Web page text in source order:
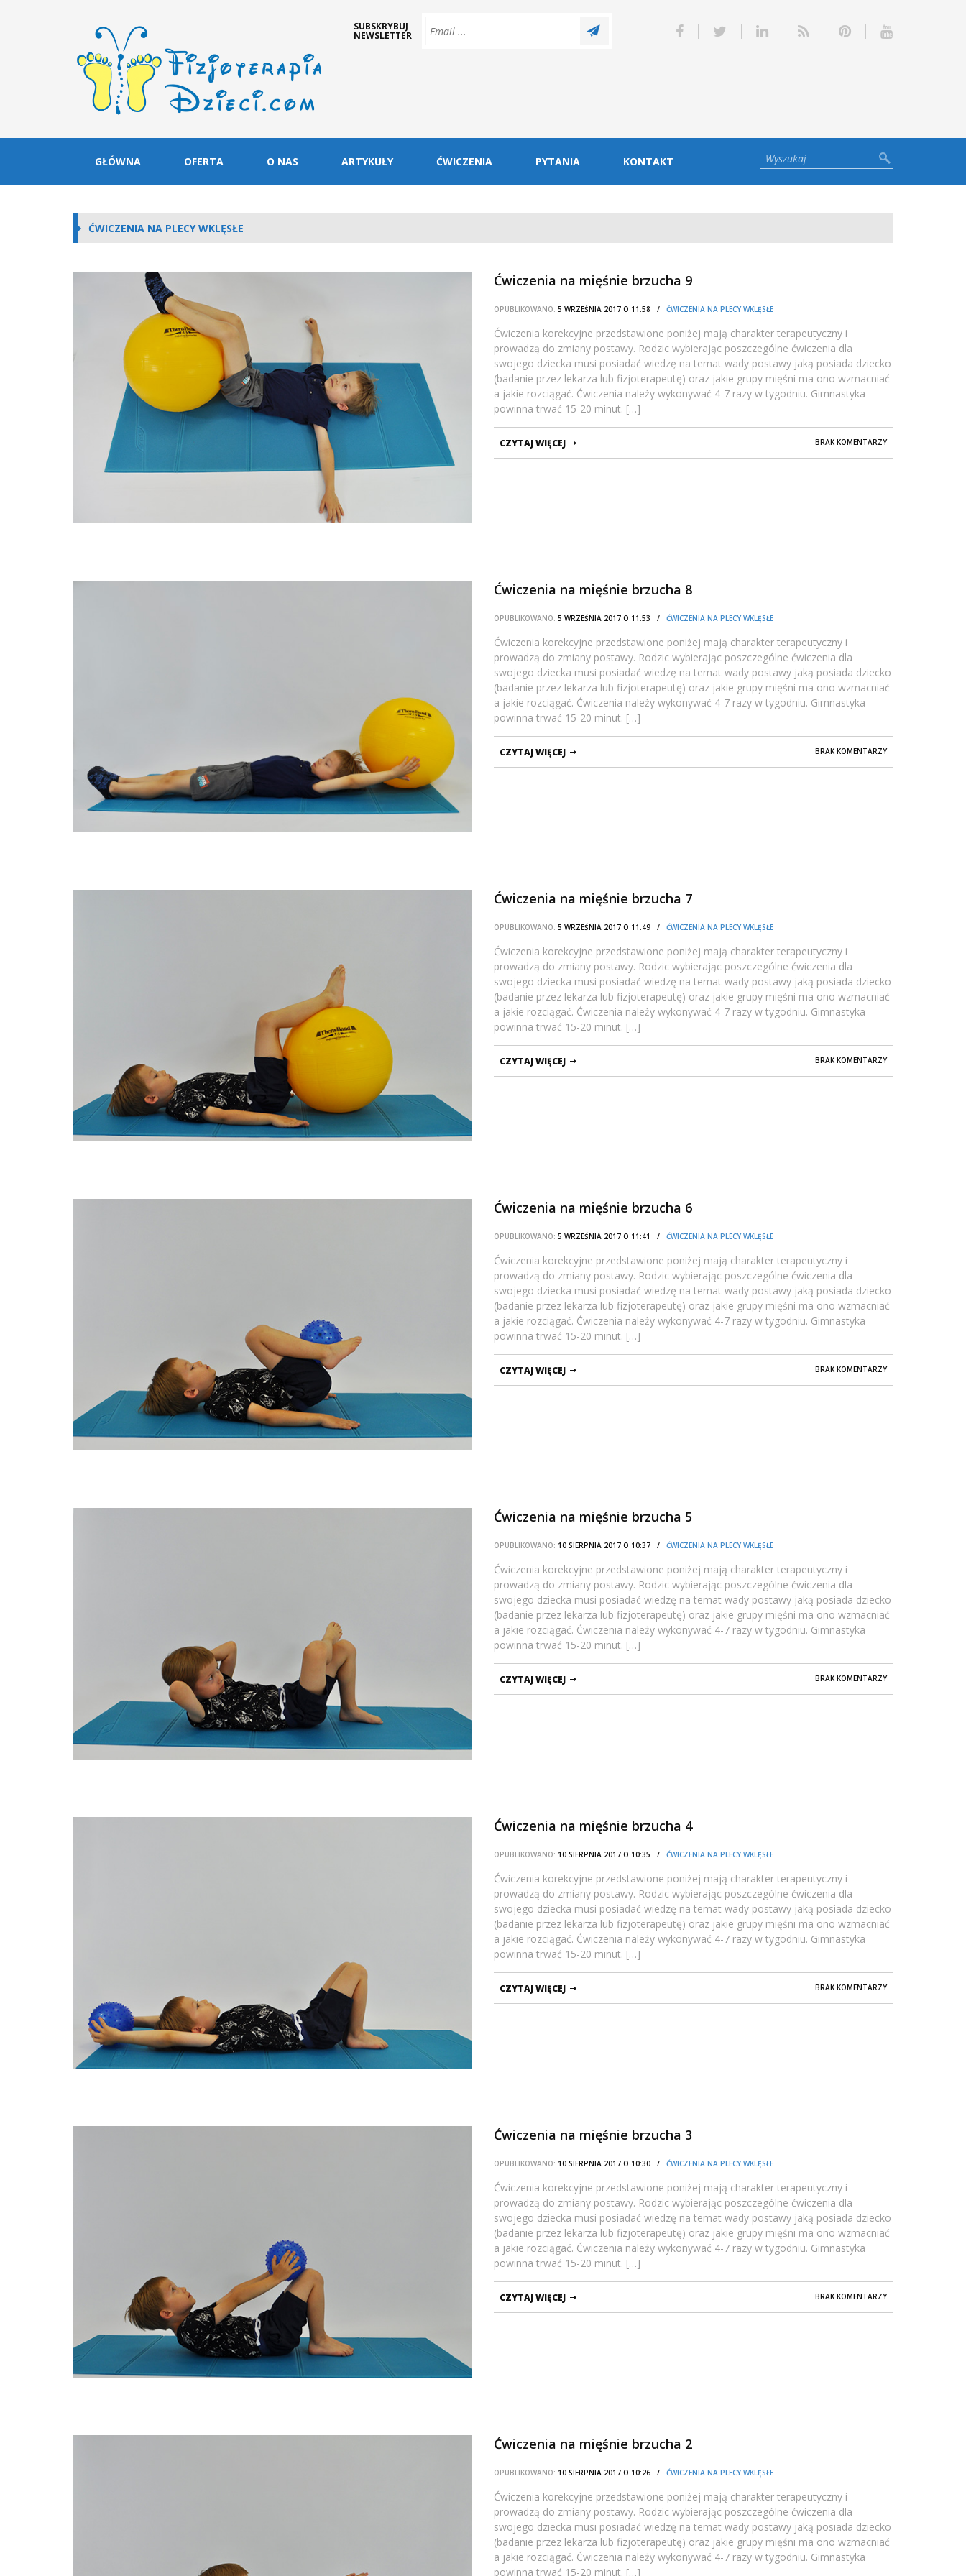
SUBSKRYBUJ
NEWSLETTER
GŁÓWNA OFERTA O NAS ARTYKUŁY ĆWICZENIA PYTANIA KONTAKT
ĆWICZENIA NA PLECY WKLĘSŁE
Ćwiczenia na mięśnie brzucha 9
OPUBLIKOWANO: 5 WRZEŚNIA 2017 O 11:58 / ĆWICZENIA NA PLECY WKLĘSŁE
Ćwiczenia korekcyjne przedstawione poniżej mają charakter terapeutyczny i
prowadzą do zmiany postawy. Rodzic wybierając poszczególne ćwiczenia dla
swojego dziecka musi posiadać wiedzę na temat wady postawy jaką posiada dziecko
(badanie przez lekarza lub fizjoterapeutę) oraz jakie grupy mięśni ma ono wzmacniać
a jakie rozciągać. Ćwiczenia należy wykonywać 4-7 razy w tygodniu. Gimnastyka
powinna trwać 15-20 minut. […]
BRAK KOMENTARZY
CZYTAJ WIĘCEJ
Ćwiczenia na mięśnie brzucha 8
OPUBLIKOWANO: 5 WRZEŚNIA 2017 O 11:53 / ĆWICZENIA NA PLECY WKLĘSŁE
Ćwiczenia korekcyjne przedstawione poniżej mają charakter terapeutyczny i
prowadzą do zmiany postawy. Rodzic wybierając poszczególne ćwiczenia dla
swojego dziecka musi posiadać wiedzę na temat wady postawy jaką posiada dziecko
(badanie przez lekarza lub fizjoterapeutę) oraz jakie grupy mięśni ma ono wzmacniać
a jakie rozciągać. Ćwiczenia należy wykonywać 4-7 razy w tygodniu. Gimnastyka
powinna trwać 15-20 minut. […]
BRAK KOMENTARZY
CZYTAJ WIĘCEJ
Ćwiczenia na mięśnie brzucha 7
OPUBLIKOWANO: 5 WRZEŚNIA 2017 O 11:49 / ĆWICZENIA NA PLECY WKLĘSŁE
Ćwiczenia korekcyjne przedstawione poniżej mają charakter terapeutyczny i
prowadzą do zmiany postawy. Rodzic wybierając poszczególne ćwiczenia dla
swojego dziecka musi posiadać wiedzę na temat wady postawy jaką posiada dziecko
(badanie przez lekarza lub fizjoterapeutę) oraz jakie grupy mięśni ma ono wzmacniać
a jakie rozciągać. Ćwiczenia należy wykonywać 4-7 razy w tygodniu. Gimnastyka
powinna trwać 15-20 minut. […]
BRAK KOMENTARZY
CZYTAJ WIĘCEJ
Ćwiczenia na mięśnie brzucha 6
OPUBLIKOWANO: 5 WRZEŚNIA 2017 O 11:41 / ĆWICZENIA NA PLECY WKLĘSŁE
Ćwiczenia korekcyjne przedstawione poniżej mają charakter terapeutyczny i
prowadzą do zmiany postawy. Rodzic wybierając poszczególne ćwiczenia dla
swojego dziecka musi posiadać wiedzę na temat wady postawy jaką posiada dziecko
(badanie przez lekarza lub fizjoterapeutę) oraz jakie grupy mięśni ma ono wzmacniać
a jakie rozciągać. Ćwiczenia należy wykonywać 4-7 razy w tygodniu. Gimnastyka
powinna trwać 15-20 minut. […]
BRAK KOMENTARZY
CZYTAJ WIĘCEJ
Ćwiczenia na mięśnie brzucha 5
OPUBLIKOWANO: 10 SIERPNIA 2017 O 10:37 / ĆWICZENIA NA PLECY WKLĘSŁE
Ćwiczenia korekcyjne przedstawione poniżej mają charakter terapeutyczny i
prowadzą do zmiany postawy. Rodzic wybierając poszczególne ćwiczenia dla
swojego dziecka musi posiadać wiedzę na temat wady postawy jaką posiada dziecko
(badanie przez lekarza lub fizjoterapeutę) oraz jakie grupy mięśni ma ono wzmacniać
a jakie rozciągać. Ćwiczenia należy wykonywać 4-7 razy w tygodniu. Gimnastyka
powinna trwać 15-20 minut. […]
BRAK KOMENTARZY
CZYTAJ WIĘCEJ
Ćwiczenia na mięśnie brzucha 4
OPUBLIKOWANO: 10 SIERPNIA 2017 O 10:35 / ĆWICZENIA NA PLECY WKLĘSŁE
Ćwiczenia korekcyjne przedstawione poniżej mają charakter terapeutyczny i
prowadzą do zmiany postawy. Rodzic wybierając poszczególne ćwiczenia dla
swojego dziecka musi posiadać wiedzę na temat wady postawy jaką posiada dziecko
(badanie przez lekarza lub fizjoterapeutę) oraz jakie grupy mięśni ma ono wzmacniać
a jakie rozciągać. Ćwiczenia należy wykonywać 4-7 razy w tygodniu. Gimnastyka
powinna trwać 15-20 minut. […]
BRAK KOMENTARZY
CZYTAJ WIĘCEJ
Ćwiczenia na mięśnie brzucha 3
OPUBLIKOWANO: 10 SIERPNIA 2017 O 10:30 / ĆWICZENIA NA PLECY WKLĘSŁE
Ćwiczenia korekcyjne przedstawione poniżej mają charakter terapeutyczny i
prowadzą do zmiany postawy. Rodzic wybierając poszczególne ćwiczenia dla
swojego dziecka musi posiadać wiedzę na temat wady postawy jaką posiada dziecko
(badanie przez lekarza lub fizjoterapeutę) oraz jakie grupy mięśni ma ono wzmacniać
a jakie rozciągać. Ćwiczenia należy wykonywać 4-7 razy w tygodniu. Gimnastyka
powinna trwać 15-20 minut. […]
BRAK KOMENTARZY
CZYTAJ WIĘCEJ
Ćwiczenia na mięśnie brzucha 2
OPUBLIKOWANO: 10 SIERPNIA 2017 O 10:26 / ĆWICZENIA NA PLECY WKLĘSŁE
Ćwiczenia korekcyjne przedstawione poniżej mają charakter terapeutyczny i
prowadzą do zmiany postawy. Rodzic wybierając poszczególne ćwiczenia dla
swojego dziecka musi posiadać wiedzę na temat wady postawy jaką posiada dziecko
(badanie przez lekarza lub fizjoterapeutę) oraz jakie grupy mięśni ma ono wzmacniać
a jakie rozciągać. Ćwiczenia należy wykonywać 4-7 razy w tygodniu. Gimnastyka
powinna trwać 15-20 minut. […]